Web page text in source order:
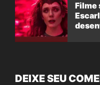
Filme
DEIXE SEU